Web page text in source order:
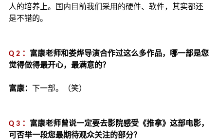
人的培养上。国内目前我们采用的硬件、软件，其实都还
是不错的。
Q 2 ： 富康老师和娄烨导演合作过这么多作品，哪一部是您
觉得做得最开心，最满意的？
富康： 下一部。（笑）
Q 3 ： 富康老师曾说一定要去影院感受《推拿》这部电影，
可否举一段您最期待观众关注的部分？